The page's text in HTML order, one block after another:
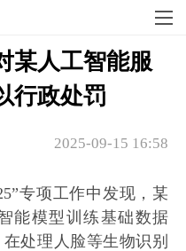
某人工智能服
行政处罚
2025-09-15 16:58
专项工作中发现，某
能模型训练基础数据
处理人脸等生物识别